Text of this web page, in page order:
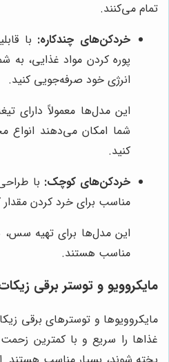
تمام می‌کنند.
خردکن‌های چندکاره: با
پوره کردن مواد غذایی، به
انرژی خود صرفه‌جویی کنید.
این مدل‌ها معمولاً دارای
شما امکان می‌دهند انواع
کنید.
خردکن‌های کوچک: با
مناسب برای خرد کردن مقدار
این مدل‌ها برای تهیه
مناسب هستند.
مایکروویو و توستر برقی
مایکروویوها و توسترهای برقی
غذاها را سریع و با کمترین